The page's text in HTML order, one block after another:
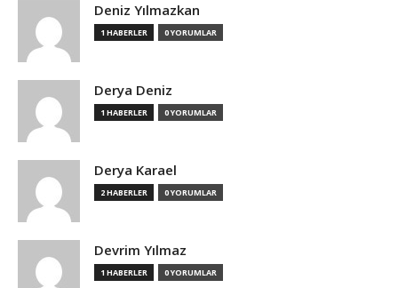
Deniz Yılmazkan
1 HABERLER 0 YORUMLAR
Derya Deniz
1 HABERLER 0 YORUMLAR
Derya Karael
2 HABERLER 0 YORUMLAR
Devrim Yılmaz
1 HABERLER 0 YORUMLAR